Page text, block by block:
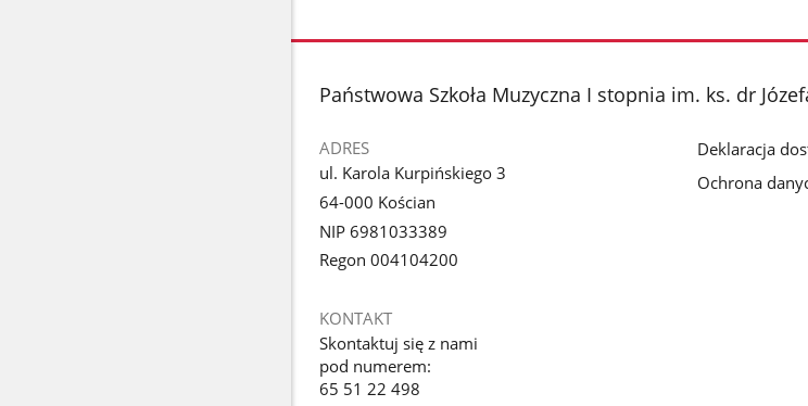
stopka
Państwowa Szkoła Muzyczna I stopnia im. ks. dr
ADRES
ul. Karola Kurpińskiego 3
64-000 Kościan
NIP 6981033389
Regon 004104200
KONTAKT
Skontaktuj się z nami
pod numerem:
65 51 22 498
Deklaracja
Ochrona